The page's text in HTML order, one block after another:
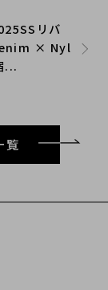
リバ
× Nyl
...
覧